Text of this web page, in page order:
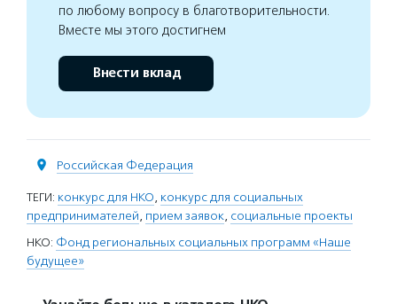
по любому вопросу в благотворительности.
Вместе мы этого достигнем
Внести вклад
Российская Федерация
ТЕГИ: конкурс для НКО, конкурс для социальных
предпринимателей, прием заявок, социальные проекты
НКО: Фонд региональных социальных программ «Наше
будущее»